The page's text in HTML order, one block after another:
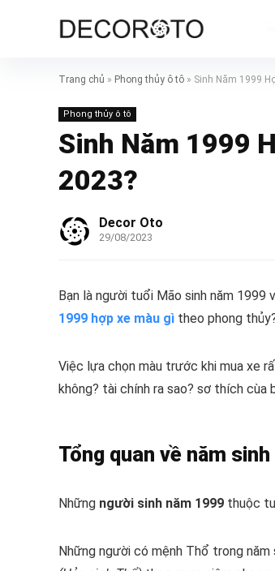
Trang chủ » Phong thủy ô tô » Sinh Năm 1999
Phong thủy ô tô
Sinh Năm 1999
2023?
Decor Oto
29/08/2023
Bạn là người tuổi Mão sinh năm 1999
1999 hợp xe màu gì theo phong
Việc lựa chọn màu trước khi mua xe
không? tài chính ra sao? sơ thích cùa
Tổng quan về năm
Những người sinh năm 1999 thuộc
Những người có mệnh Thổ trong